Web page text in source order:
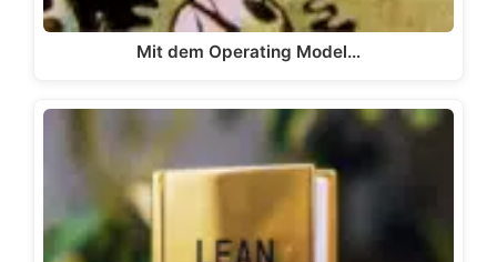
Mit dem Operating Model…